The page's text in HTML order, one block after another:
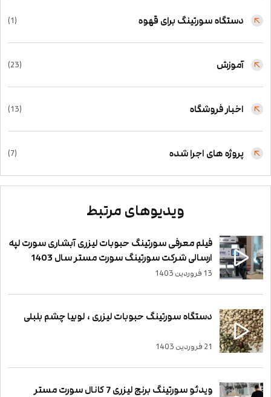
دستگاه سورتینگ برای قهوه (1)
آموزش (23)
اخبار فروشگاه (13)
پروژه های اجرا شده (7)
ویدیوهای مرتبط
فیلم معرفی سورتینگ حبوبات لیزری آبشاری سورت لپه
ارسالی شرکت سورتینگ سورت مستر سال 1403
13 فروردین 1403
دستگاه سورتینگ حبوبات لیزری ، لوبیا چشم بلبلی
21 فروردین 1403
ویدئو سورتینگ برنج لیزری 7 کانال سورت مستر